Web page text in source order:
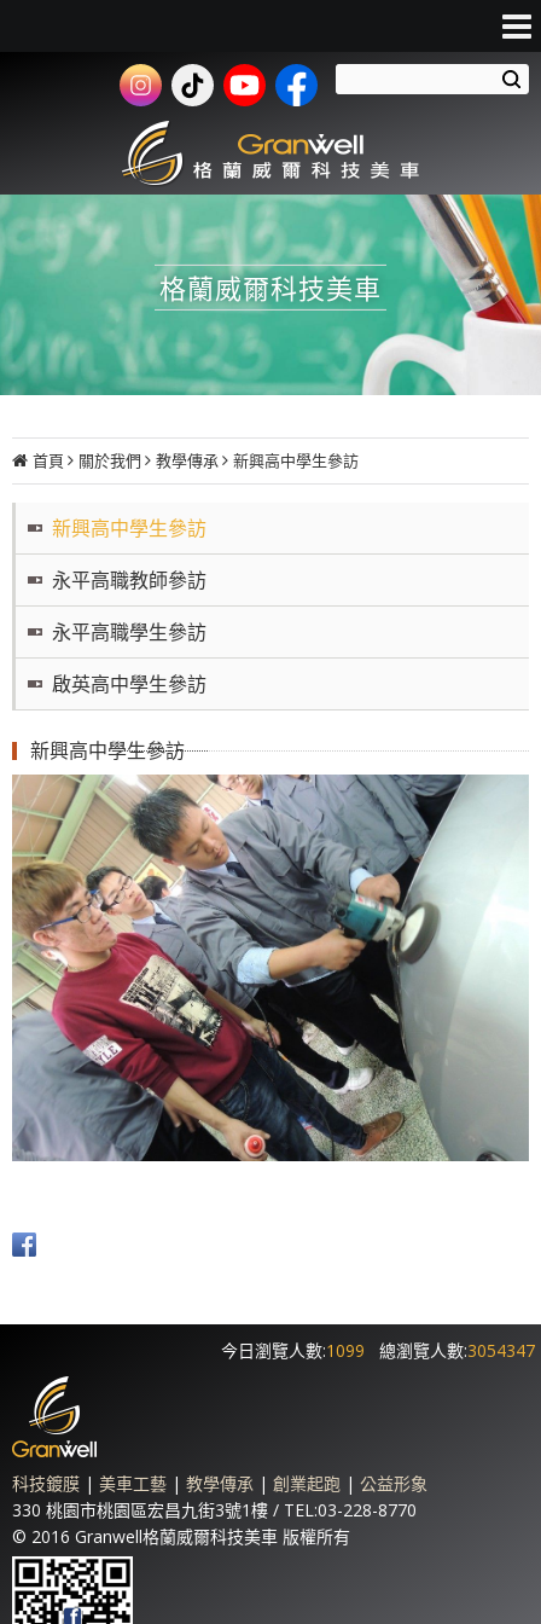
格蘭威爾科技美車
首頁 關於我們 教學傳承 新興高中學生參訪
新興高中學生參訪
永平高職教師參訪
永平高職學生參訪
啟英高中學生參訪
新興高中學生參訪
今日瀏覽人數:1099 總瀏覽人數:3054347
科技鍍膜 | 美車工藝 | 教學傳承 | 創業起跑 | 公益形象
330 桃園市桃園區宏昌九街3號1樓 / TEL:03-228-8770
© 2016 Granwell格蘭威爾科技美車 版權所有